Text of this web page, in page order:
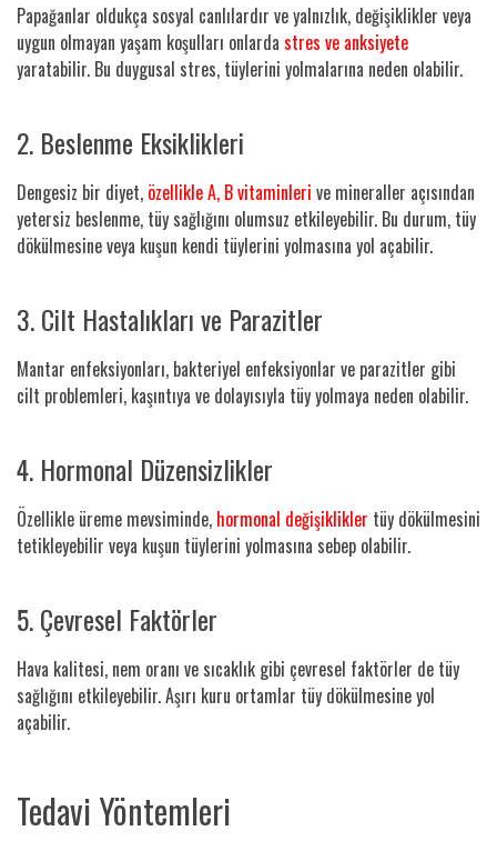
Papağanlar oldukça sosyal canlılardır ve yalnızlık, değişiklikler veya
uygun olmayan yaşam koşulları onlarda stres ve anksiyete
yaratabilir. Bu duygusal stres, tüylerini yolmalarına neden olabilir.
2. Beslenme Eksiklikleri
Dengesiz bir diyet, özellikle A, B vitaminleri ve mineraller açısından
yetersiz beslenme, tüy sağlığını olumsuz etkileyebilir. Bu durum, tüy
dökülmesine veya kuşun kendi tüylerini yolmasına yol açabilir.
3. Cilt Hastalıkları ve Parazitler
Mantar enfeksiyonları, bakteriyel enfeksiyonlar ve parazitler gibi
cilt problemleri, kaşıntıya ve dolayısıyla tüy yolmaya neden olabilir.
4. Hormonal Düzensizlikler
Özellikle üreme mevsiminde, hormonal değişiklikler tüy dökülmesini
tetikleyebilir veya kuşun tüylerini yolmasına sebep olabilir.
5. Çevresel Faktörler
Hava kalitesi, nem oranı ve sıcaklık gibi çevresel faktörler de tüy
sağlığını etkileyebilir. Aşırı kuru ortamlar tüy dökülmesine yol
açabilir.
Tedavi Yöntemleri